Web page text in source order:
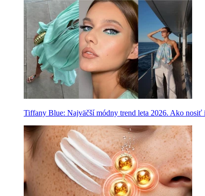
Tiffany Blue: Najväčší módny trend leta 2026. Ako nosiť